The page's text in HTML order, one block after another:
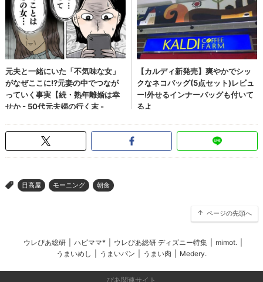
> 日高屋 モーニング 朝食
ページの先頭へ
ウレぴあ総研 ハピママ* ウレぴあ総研 ディズニー特集 mimot.
うまいめし
うまいパン うまい肉 Medery.
ぴあ関連サイト